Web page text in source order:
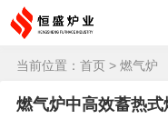
当前位置： 首页 > 燃气炉
燃气炉中高效蓄热